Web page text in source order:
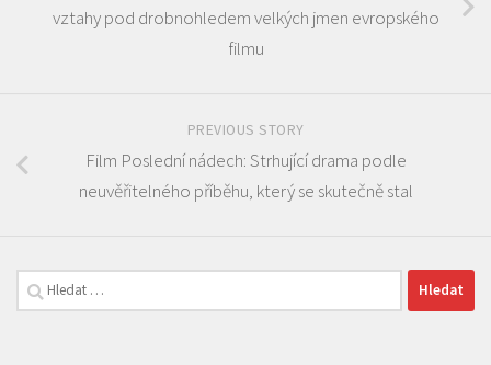
vztahy pod drobnohledem velkých jmen evropského
filmu
PREVIOUS STORY
Film Poslední nádech: Strhující drama podle
neuvěřitelného příběhu, který se skutečně stal
Vyhledávání